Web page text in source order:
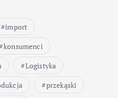
import
konsumenci
Logistyka
przekąski